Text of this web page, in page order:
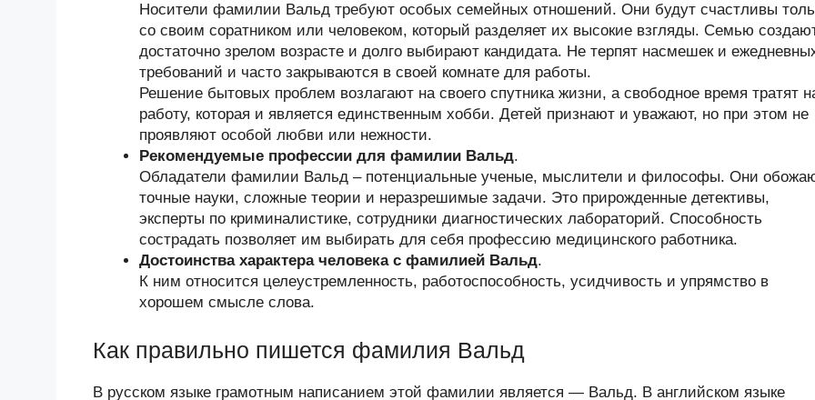
Носители фамилии Вальд требуют особых семейных отношений. Они будут счастливы
со своим соратником или человеком, который разделяет их высокие взгляды. Семью
достаточно зрелом возрасте и долго выбирают кандидата. Не терпят насмешек и
требований и часто закрываются в своей комнате для работы.
Решение бытовых проблем возлагают на своего спутника жизни, а свободное время тратят
работу, которая и является единственным хобби. Детей признают и уважают, но при этом не
проявляют особой любви или нежности.
Рекомендуемые профессии для фамилии Вальд.
Обладатели фамилии Вальд – потенциальные ученые, мыслители и философы. Они
точные науки, сложные теории и неразрешимые задачи. Это прирожденные детективы,
эксперты по криминалистике, сотрудники диагностических лабораторий. Способность
сострадать позволяет им выбирать для себя профессию медицинского работника.
Достоинства характера человека с фамилией Вальд.
К ним относится целеустремленность, работоспособность, усидчивость и упрямство в
хорошем смысле слова.
Как правильно пишется фамилия Вальд
В русском языке грамотным написанием этой фамилии является — Вальд. В английском языке